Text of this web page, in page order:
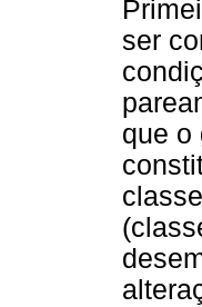
ser
que o